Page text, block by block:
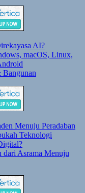
AI?
macOS, Linux,
Menuju Peradaban
Teknologi
dari Asrama Menuju